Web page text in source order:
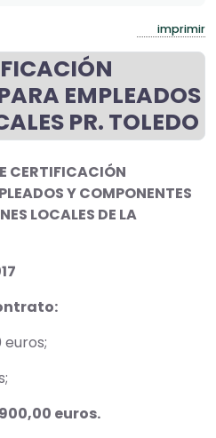
imprimir
EMPLEADOS
PR. TOLEDO
CERTIFICACIÓN
Y COMPONENTES
LOCALES DE LA
euros;
euros.